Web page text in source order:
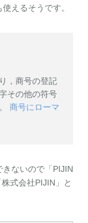
えるそうです。
，商号の登記
その他の符号
商号にローマ
ないので「PIJIN
式会社PIJIN」と